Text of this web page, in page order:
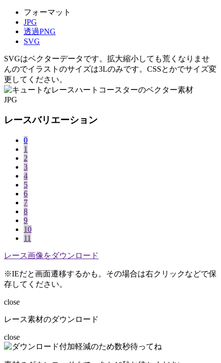
フォーマット
JPG
透過PNG
SVG
SVGはベクターデータです。拡大縮小しても荒くなりませ
んのでイラストのサイズは3Lのみです。CSSとかでサイズ変
更してください。
JPG
レースバリエーション
0
1
2
3
4
5
6
7
8
9
10
11
レース画像をダウンロード
※IEだと画面遷移するかも。その場合は右クリックなどで保
存してください。
close
レース素材のダウンロード
close